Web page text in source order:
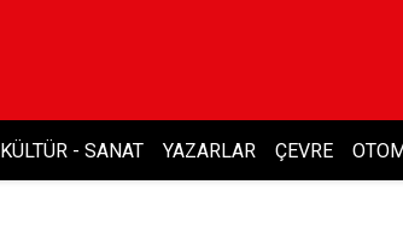
KÜLTÜR - SANAT YAZARLAR ÇEVRE